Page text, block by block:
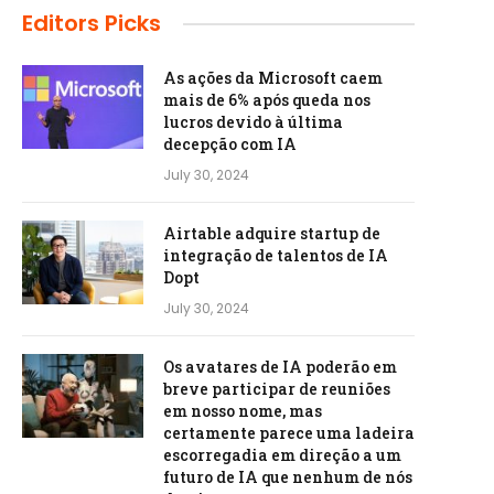
Editors Picks
As ações da Microsoft caem
mais de 6% após queda nos
lucros devido à última
decepção com IA
July 30, 2024
Airtable adquire startup de
integração de talentos de IA
Dopt
July 30, 2024
Os avatares de IA poderão em
breve participar de reuniões
em nosso nome, mas
certamente parece uma ladeira
escorregadia em direção a um
futuro de IA que nenhum de nós